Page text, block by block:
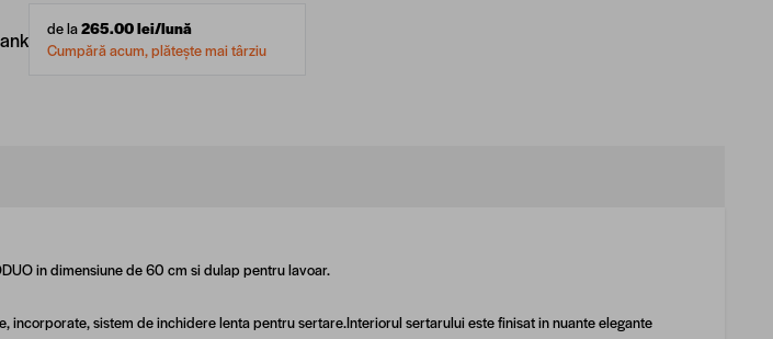
de la265.00lei/lună
Cumpără acum, plătește mai târziu
in dimensiune de 60 cm si dulap pentru lavoar.
incorporate, sistem de inchidere lenta pentru sertare.Interiorul sertarului este finisat in nuante elegante